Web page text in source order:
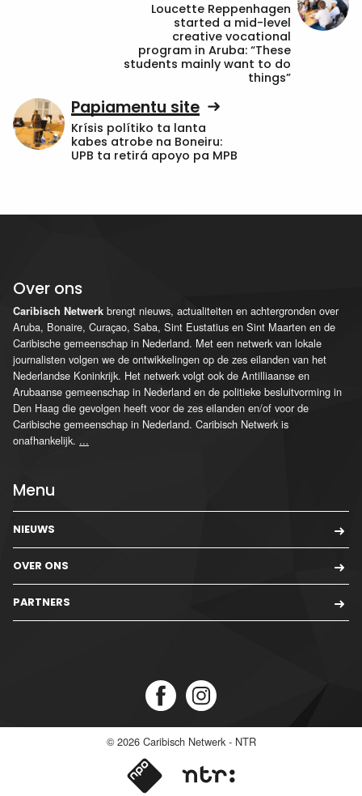
Loucette Reppenhagen
started a mid-level
creative vocational
program in Aruba: “These
students mainly want to do
things”
Papiamentu site
Krísis polítiko ta lanta
kabes atrobe na Boneiru:
UPB ta retirá apoyo pa MPB
Over ons
Caribisch Netwerk brengt nieuws, actualiteiten en achtergronden over
Aruba, Bonaire, Curaçao, Saba, Sint Eustatius en Sint Maarten en de
Caribische gemeenschap in Nederland. Met een netwerk van lokale
journalisten volgen we de ontwikkelingen op de zes eilanden van het
Nederlandse Koninkrijk. Het netwerk volgt ook de Antilliaanse en
Arubaanse gemeenschap in Nederland en de politieke besluitvorming in
Den Haag die gevolgen heeft voor de zes eilanden en/of voor de
Caribische gemeenschap in Nederland. Caribisch Netwerk is
onafhankelijk. ...
Menu
NIEUWS
OVER ONS
PARTNERS
© 2026 Caribisch Netwerk - NTR